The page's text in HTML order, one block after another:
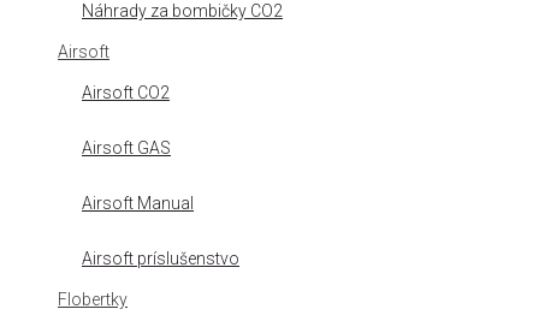
Náhrady za bombičky CO2
Airsoft
Airsoft CO2
Airsoft GAS
Airsoft Manual
Airsoft príslušenstvo
Flobertky